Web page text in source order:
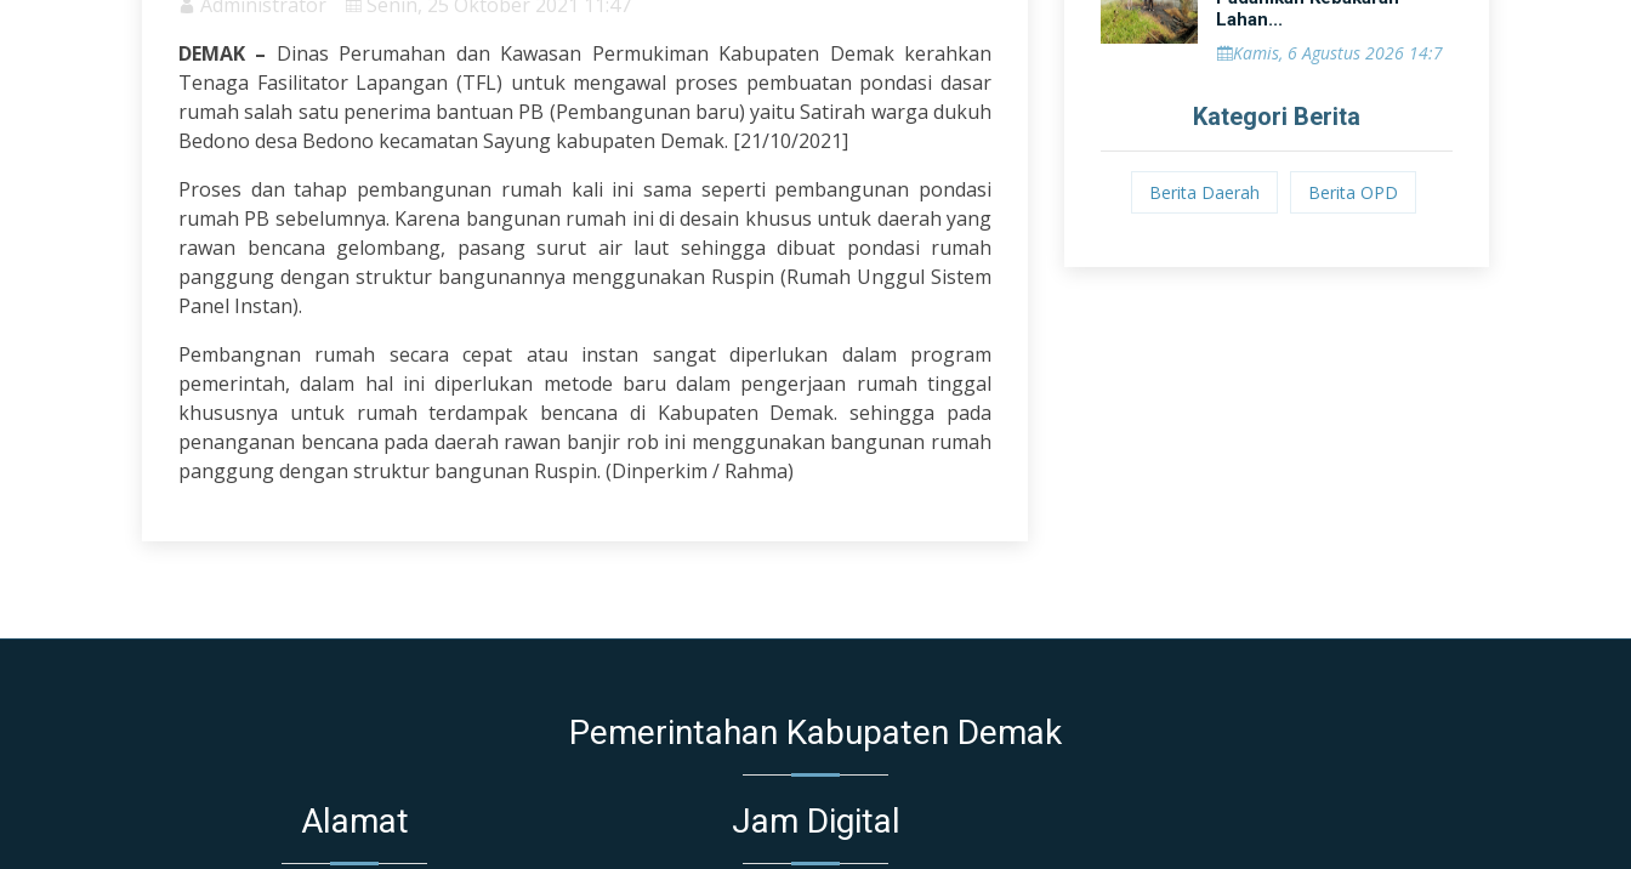
DEMAK – Dinas Perumahan dan Kawasan Permukiman Kabupaten Demak kerahkan
Tenaga Fasilitator Lapangan (TFL) untuk mengawal proses pembuatan pondasi dasar
rumah salah satu penerima bantuan PB (Pembangunan baru) yaitu Satirah warga dukuh
Bedono desa Bedono kecamatan Sayung kabupaten Demak. [21/10/2021]
Proses dan tahap pembangunan rumah kali ini sama seperti pembangunan pondasi
rumah PB sebelumnya. Karena bangunan rumah ini di desain khusus untuk daerah yang
rawan bencana gelombang, pasang surut air laut sehingga dibuat pondasi rumah
panggung dengan struktur bangunannya menggunakan Ruspin (Rumah Unggul Sistem
Panel Instan).
Pembangnan rumah secara cepat atau instan sangat diperlukan dalam program
pemerintah, dalam hal ini diperlukan metode baru dalam pengerjaan rumah tinggal
khususnya untuk rumah terdampak bencana di Kabupaten Demak. sehingga pada
penanganan bencana pada daerah rawan banjir rob ini menggunakan bangunan rumah
panggung dengan struktur bangunan Ruspin. (Dinperkim / Rahma)
Lahan...
Kamis, 6 Agustus 2026 14:7
Kategori Berita
Berita Daerah Berita OPD
Pemerintahan Kabupaten Demak
Alamat Jam Digital